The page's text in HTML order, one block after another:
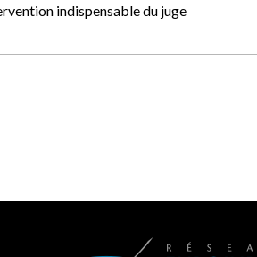
indispensable du juge